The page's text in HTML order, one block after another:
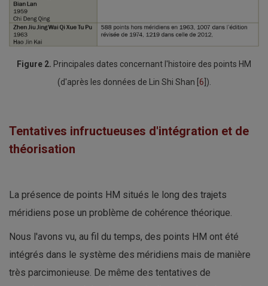
Figure 2. Principales dates concernant l'histoire des points HM
(d'après les données de Lin Shi Shan [6]).
Tentatives infructueuses d'intégration et de
théorisation
La présence de points HM situés le long des trajets
méridiens pose un problème de cohérence théorique.
Nous l'avons vu, au fil du temps, des points HM ont été
intégrés dans le système des méridiens mais de manière
très parcimonieuse. De même des tentatives de